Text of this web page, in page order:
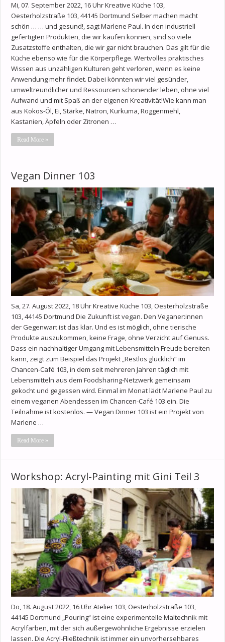
Mi, 07. September 2022, 16 Uhr Kreative Küche 103,
Oesterholzstraße 103, 44145 Dortmund Selber machen macht
schön … … und gesund!, sagt Marlene Paul. In den industriell
gefertigten Produkten, die wir kaufen können, sind so viele
Zusatzstoffe enthalten, die wir gar nicht brauchen. Das gilt für die
Küche ebenso wie für die Körperpflege. Wertvolles praktisches
Wissen aus unzähligen Kulturen geht verloren, wenn es keine
Anwendung mehr findet. Dabei könnten wir viel gesünder,
umweltreundlicher und Ressourcen schonender leben, ohne viel
Aufwand und mit Spaß an der eigenen Kreativität!Wie kann man
aus Kokos-Öl, Ei, Stärke, Natron, Kurkuma, Roggenmehl,
Kastanien, Äpfeln oder Zitronen …
Read More »
Vegan Dinner 103
Sa, 27. August 2022, 18 Uhr Kreative Küche 103, Oesterholzstraße
103, 44145 Dortmund Die Zukunft ist vegan. Den Veganer:innen
der Gegenwart ist das klar. Und es ist möglich, ohne tierische
Produkte auszukommen, keine Frage, ohne Verzicht auf Genuss.
Dass ein nachhaltiger Umgang mit Lebensmitteln Freude bereiten
kann, zeigt zum Beispiel das Projekt „Restlos glücklich“ im
Chancen-Café 103, in dem seit mehreren Jahren täglich mit
Lebensmitteln aus dem Foodsharing-Netzwerk gemeinsam
gekocht und gegessen wird. Einmal im Monat lädt Marlene Paul zu
einem veganen Abendessen im Chancen-Café 103 ein. Die
Teilnahme ist kostenlos. — Vegan Dinner 103 ist ein Projekt von
Marlene …
Read More »
Workshop: Acryl-Painting mit Gini Teil 3
Do, 18. August 2022, 16 Uhr Atelier 103, Oesterholzstraße 103,
44145 Dortmund „Pouring“ ist eine experimentelle Maltechnik mit
Acrylfarben, mit der sich außergewöhnliche Ergebnisse erzielen
lassen. Die Acryl-Fließtechnik ist immer ein unvorhersehbares